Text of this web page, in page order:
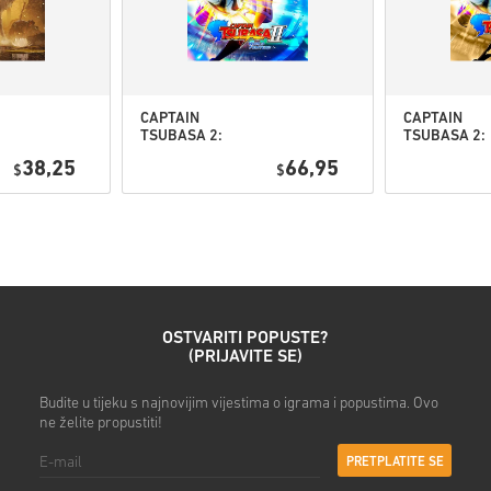
• Odaberi željeni način
• Dovrši narudžbu
$38,25
CAPTAIN
TSUBASA 2:
(STEAM) EU
$66,95
CAPTAIN
TSUBASA 2:
Deluxe
OSTVARITI POPUSTE?
(PRIJAVITE SE)
Budite u tijeku s najnovijim vijestima o igrama i popustima. Ovo
ne želite propustiti!
PRETPLATITE SE